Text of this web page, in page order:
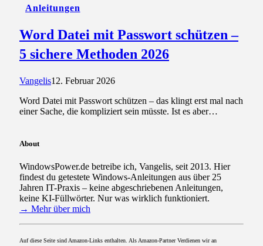
Anleitungen
Word Datei mit Passwort schützen –
5 sichere Methoden 2026
Vangelis12. Februar 2026
Word Datei mit Passwort schützen – das klingt erst mal nach
einer Sache, die kompliziert sein müsste. Ist es aber…
About
WindowsPower.de betreibe ich, Vangelis, seit 2013. Hier
findest du getestete Windows-Anleitungen aus über 25
Jahren IT-Praxis – keine abgeschriebenen Anleitungen,
keine KI-Füllwörter. Nur was wirklich funktioniert.
→ Mehr über mich
Auf diese Seite sind Amazon-Links enthalten. Als Amazon-Partner Verdienen wir an